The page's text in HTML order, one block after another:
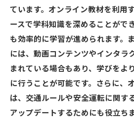
ています。オンライン教材を利用
ースで学科知識を深めることがで
も効率的に学習が進められます。
には、動画コンテンツやインタラ
まれている場合もあり、学びをよ
に行うことが可能です。さらに、
は、交通ルールや安全運転に関す
アップデートするためにも役立ち